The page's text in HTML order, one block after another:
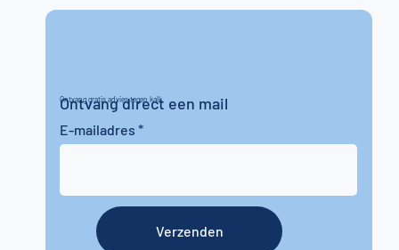
Ontvang gratis advies tegen kalk
Ontvang direct een mail
E-mailadres
Verzenden